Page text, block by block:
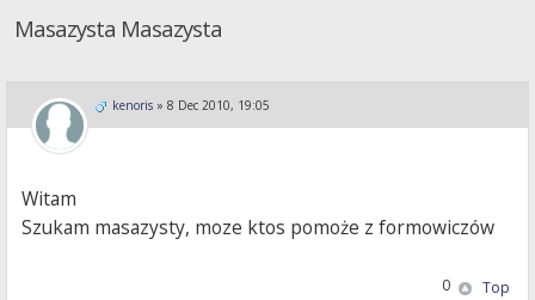
Masazysta Masazysta
kenoris » 8 Dec 2010, 19:05
Witam
Szukam masazysty, moze ktos pomoże z formowiczów
Top
0